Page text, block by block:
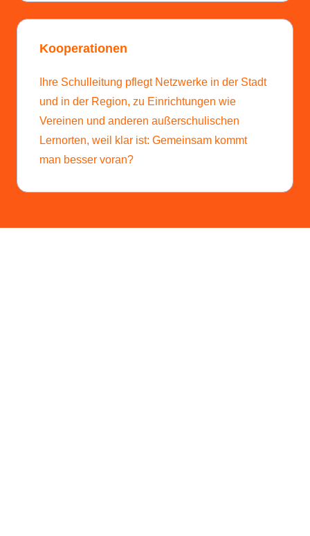
Kooperationen
Ihre Schulleitung pflegt Netzwerke in der Stadt
und in der Region, zu Einrichtungen wie
Vereinen und anderen außerschulischen
Lernorten, weil klar ist: Gemeinsam kommt
man besser voran?